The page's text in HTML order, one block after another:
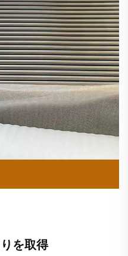
を取得